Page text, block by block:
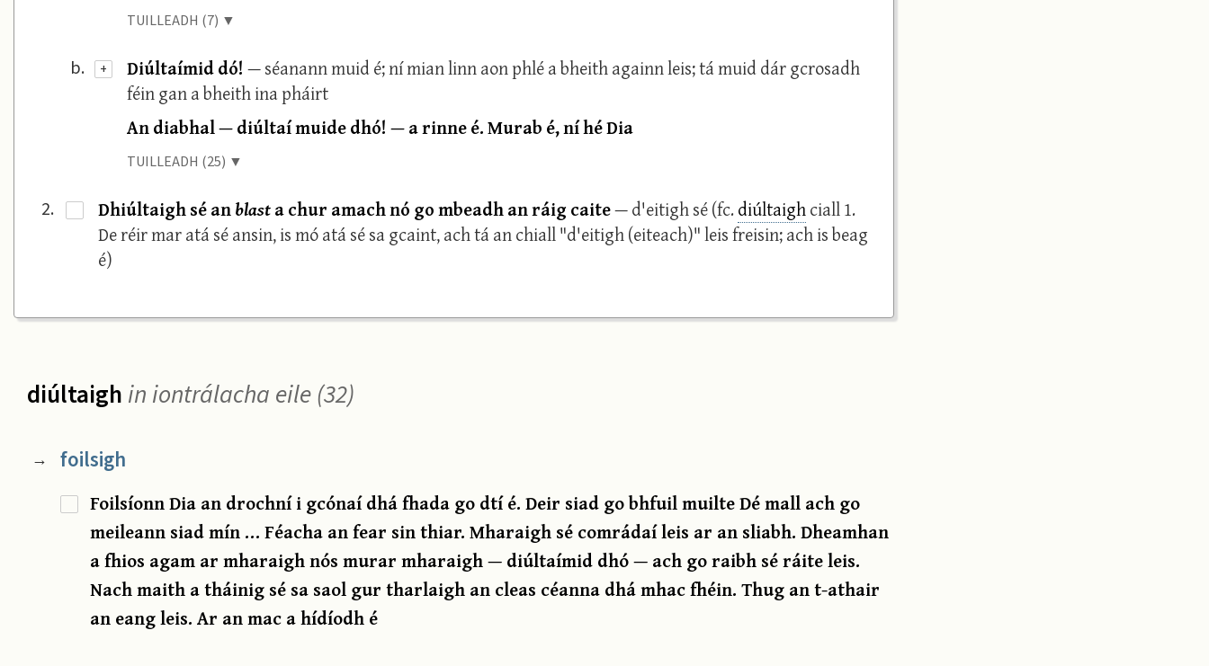
TUILLEADH (7) ▼
b. + Diúltaímid dó! — séanann muid é; ní mian linn aon phlé a bheith againn leis; tá muid dár gcrosadh
féin gan a bheith ina pháirt
An diabhal — diúltaí muide dhó! — a rinne é. Murab é, ní hé Dia
TUILLEADH (25) ▼
2. Dhiúltaigh sé anblasta chur amach nó go mbeadh an ráig caite— d'eitigh sé (fc.diúltaighciall 1.
De réir mar atá sé ansin, is mó atá sé sa gcaint, ach tá an chiall "d'eitigh (eiteach)" leis freisin; ach is beag
é)
diúltaigh in iontrálacha eile (32)
→ foilsigh
Foilsíonn Dia an drochní i gcónaí dhá fhada go dtí é. Deir siad go bhfuil muilte Dé mall ach go
meileann siad mín … Féacha an fear sin thiar. Mharaigh sé comrádaí leis ar an sliabh. Dheamhan
a fhios agam ar mharaigh nós murar mharaigh — diúltaímid dhó — ach go raibh sé ráite leis.
Nach maith a tháinig sé sa saol gur tharlaigh an cleas céanna dhá mhac fhéin. Thug an t-athair
an eang leis. Ar an mac a hídíodh é